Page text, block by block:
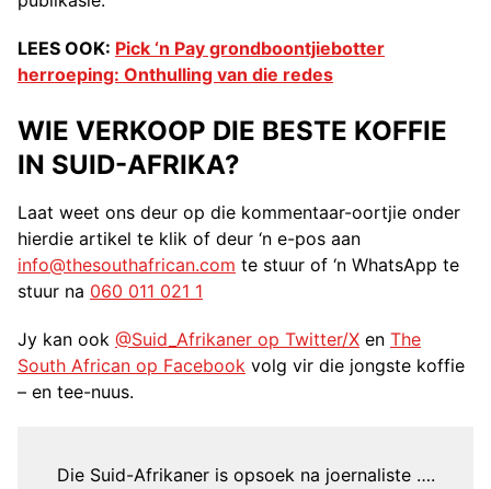
LEES OOK: Pick ‘n Pay grondboontjiebotter
herroeping: Onthulling van die redes
WIE VERKOOP DIE BESTE KOFFIE
IN SUID-AFRIKA?
Laat weet ons deur op die kommentaar-oortjie onder
hierdie artikel te klik of deur ‘n e-pos aan
info@thesouthafrican.com te stuur of ‘n WhatsApp te
stuur na 060 011 021 1
Jy kan ook @Suid_Afrikaner op Twitter/X en The
South African op Facebook volg vir die jongste koffie
– en tee-nuus.
Die Suid-Afrikaner is opsoek na joernaliste ….